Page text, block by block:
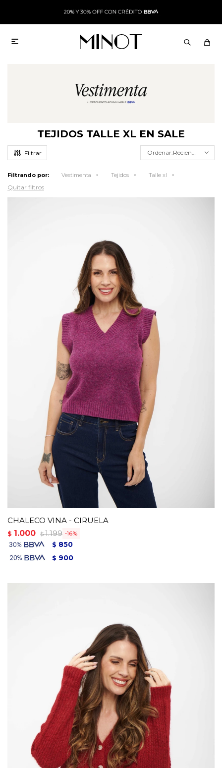

TEJIDOS TALLE XL EN SALE
Recientes
Filtrando por: Vestimenta Tejidos Talle xl
Quitar filtros
CHALECO VINA - CIRUELA
$ 1.000 $ 1.199 16
$ 850
$ 900